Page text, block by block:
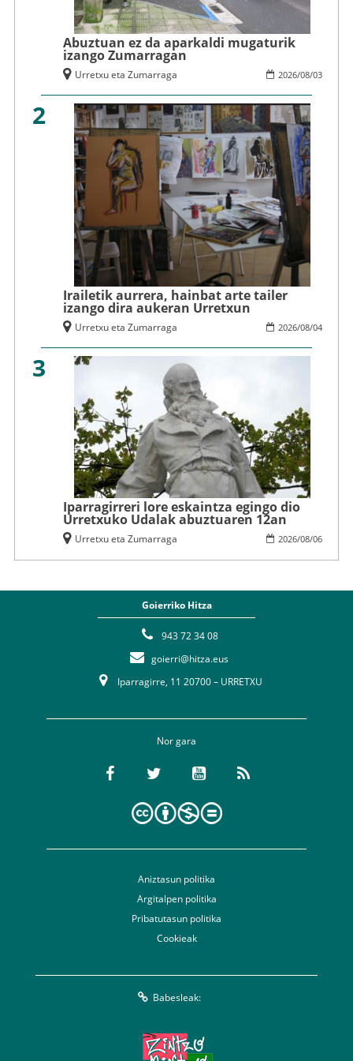
Abuztuan ez da aparkaldi mugaturik
izango Zumarragan
2026/08/03
Urretxu eta Zumarraga
2
Irailetik aurrera, hainbat arte tailer
izango dira aukeran Urretxun
2026/08/04
Urretxu eta Zumarraga
3
Iparragirreri lore eskaintza egingo dio
Urretxuko Udalak abuztuaren 12an
2026/08/06
Urretxu eta Zumarraga
Goierriko Hitza
943 72 34 08
goierri@hitza.eus
Iparragirre, 11 20700 – URRETXU
Nor gara
Aniztasun politika
Argitalpen politika
Pribatutasun politika
Cookieak
Babesleak: